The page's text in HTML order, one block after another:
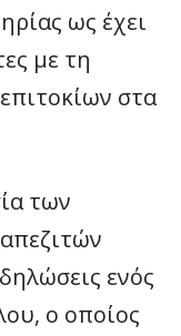
ως έχει
με τη
στα
των
ενός
ο οποίος